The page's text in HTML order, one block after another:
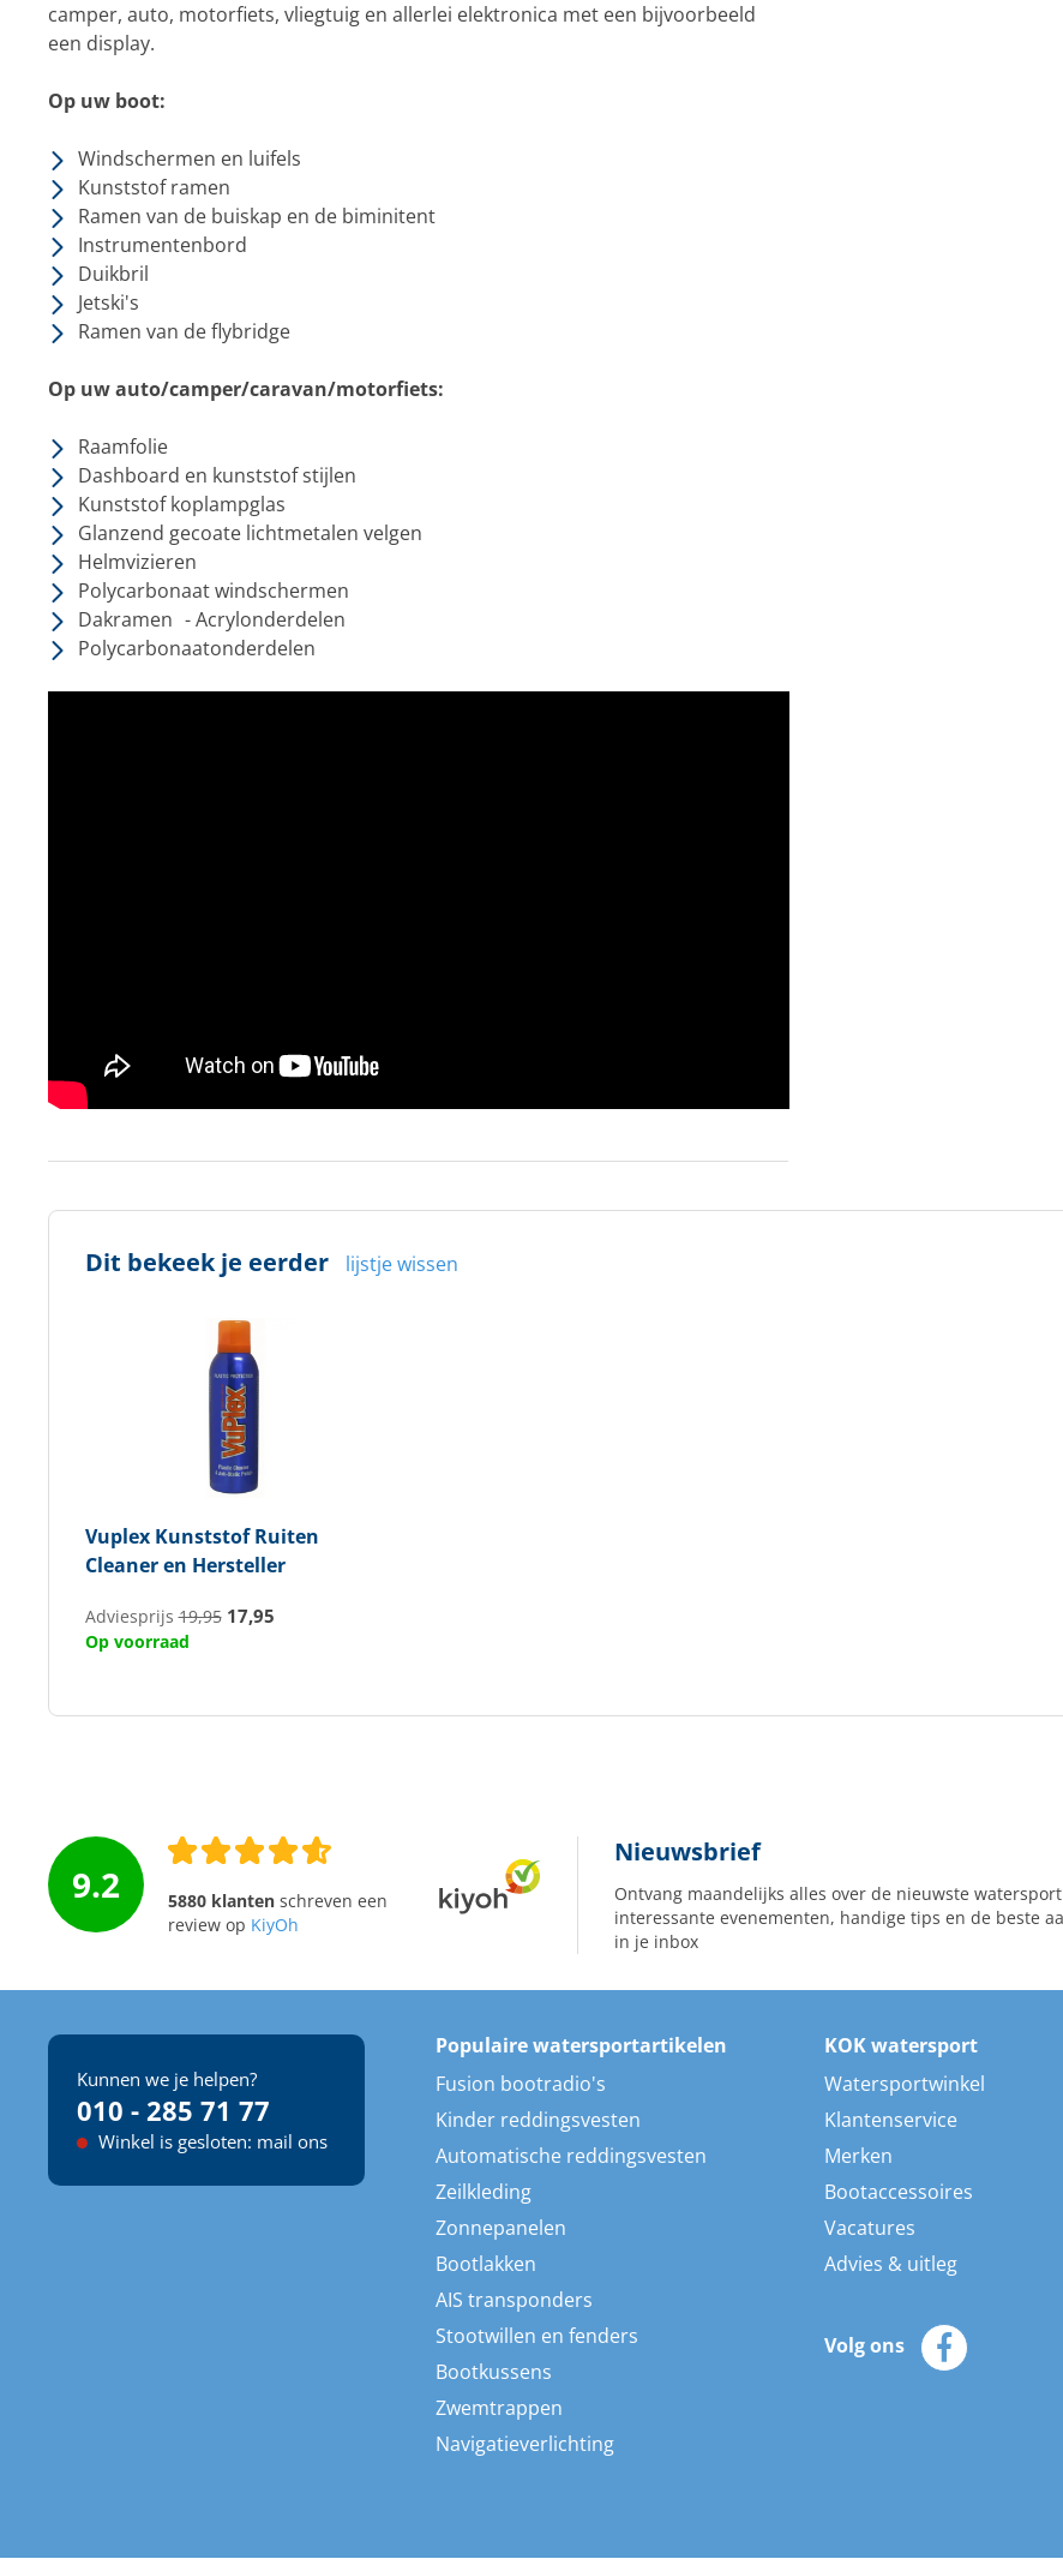
camper, auto, motorfiets, vliegtuig en allerlei elektronica met een bijvoorbeeld
een display.
Op uw boot:
Windschermen en luifels
Kunststof ramen
Ramen van de buiskap en de biminitent
Instrumentenbord
Duikbril
Jetski's
Ramen van de flybridge
Op uw auto/camper/caravan/motorfiets:
Raamfolie
Dashboard en kunststof stijlen
Kunststof koplampglas
Glanzend gecoate lichtmetalen velgen
Helmvizieren
Polycarbonaat windschermen
Dakramen - Acrylonderdelen
Polycarbonaatonderdelen
Dit bekeek je eerder lijstje wissen
VuplexKunststof Ruiten
Cleaner en Hersteller
Adviesprijs19,95 17,95
Op voorraad
9.2 5880 klantenschreven een
review op KiyOh
Nieuwsbrief
Ontvang maandelijks alles over de nieuwste
interessante evenementen, handige tips en de beste
in je inbox
Kunnen we je helpen?
010 - 285 71 77
Winkel is gesloten: mail ons
Populaire watersportartikelen
Fusion bootradio's
Kinder reddingsvesten
Automatische reddingsvesten
Zeilkleding
Zonnepanelen
Bootlakken
AIS transponders
Stootwillen en fenders
Bootkussens
Zwemtrappen
Navigatieverlichting
KOK watersport
Watersportwinkel
Klantenservice
Merken
Bootaccessoires
Vacatures
Advies & uitleg
Volg ons